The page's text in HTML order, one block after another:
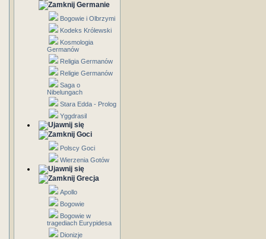
Germanie
Bogowie i Olbrzymi
Kodeks Królewski
Kosmologia
Germanów
Religia Germanów
Religie Germanów
Saga o
Nibelungach
Stara Edda - Prolog
Yggdrasil
Goci
Polscy Goci
Wierzenia Gotów
Grecja
Apollo
Bogowie
Bogowie w
tragediach Eurypidesa
Dionizje